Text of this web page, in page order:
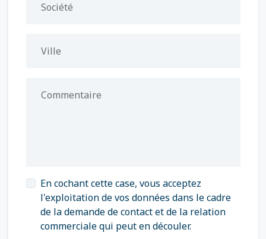
Société
Ville
Commentaire
En cochant cette case, vous acceptez
l'exploitation de vos données dans le cadre
de la demande de contact et de la relation
commerciale qui peut en découler.